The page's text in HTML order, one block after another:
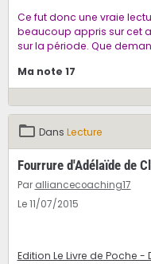
Ce fut donc une vraie
beaucoup appris sur cet
sur la période. Que
Ma note 17
Dans Lecture
Fourrure d'Adélaïde de
Par alliancecoaching17
Le 11/07/2015
Edition Le Livre de Poche -